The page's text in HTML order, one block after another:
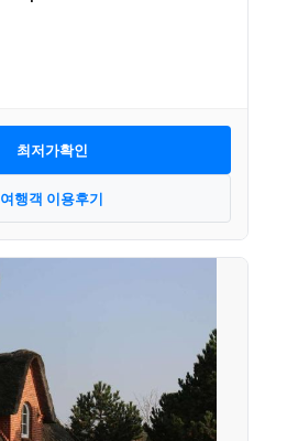
최저가확인
여행객 이용후기